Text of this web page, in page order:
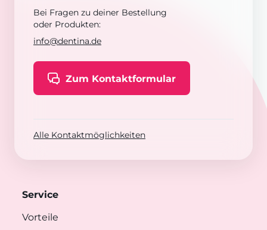
Bei Fragen zu deiner Bestellung
oder Produkten:
info@dentina.de
Zum Kontaktformular
Alle Kontaktmöglichkeiten
Service
Vorteile